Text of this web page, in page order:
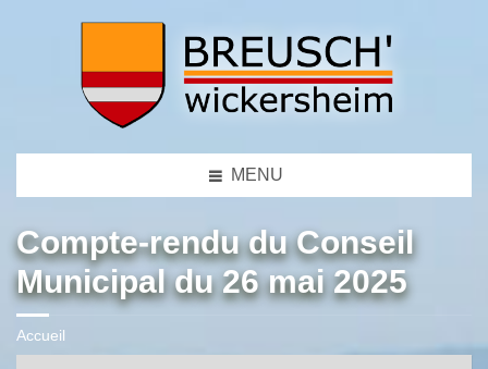
MENU
Compte-rendu du Conseil
Municipal du 26 mai 2025
Accueil